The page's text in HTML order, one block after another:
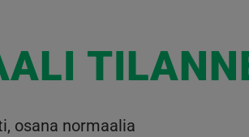
osana normaalia